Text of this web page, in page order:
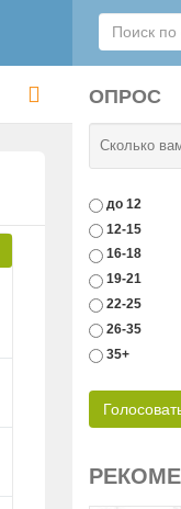
ОПРОС
Сколько
до 12
12-15
16-18
19-21
22-25
26-35
35+